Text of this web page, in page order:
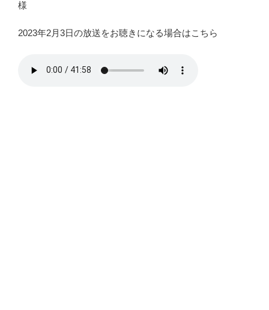
様
2023年2月3日の放送をお聴きになる場合はこちら